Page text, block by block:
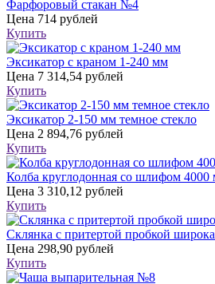
Фарфоровый стакан №4
Цена 714 рублей
Купить
Эксикатор с краном 1-240 мм
Цена 7 314,54 рублей
Купить
Эксикатор 2-150 мм темное стекло
Цена 2 894,76 рублей
Купить
Колба круглодонная со шлифом 4000
Цена 3 310,12 рублей
Купить
Склянка с притертой пробкой
Цена 298,90 рублей
Купить